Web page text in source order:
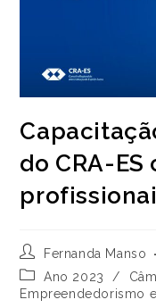
do CRA-
Autor
do
post:
Fernanda Manso
Categoria
do
Ano 2023 /
Empreendedorismo